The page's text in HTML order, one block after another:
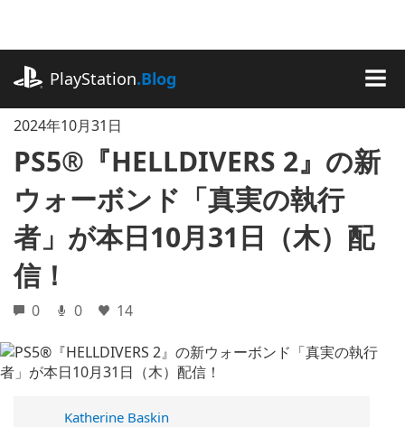
に
ッ
PlayStation.Blog
2024年10月31日
PS5®『HELLDIVERS 2』の新
ウォーボンド「真実の執行
者」が本日10月31日（木）配
信！
0 0 14
Katherine Baskin